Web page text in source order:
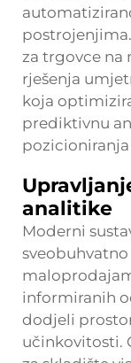
za trgovce
rješenja
koja
prediktivnu
pozicioniranja
analitike
Moderni
informiranih
dodjeli
učinkovitosti.